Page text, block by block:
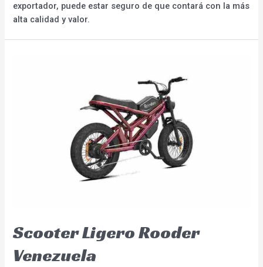
exportador, puede estar seguro de que contará con la más
alta calidad y valor.
Scooter Ligero Rooder
Venezuela